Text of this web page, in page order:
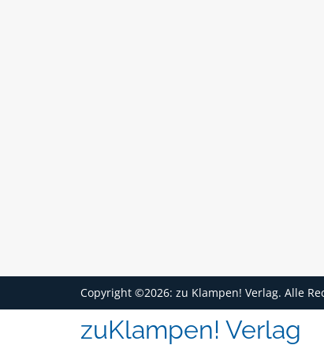
Copyright ©2026: zu Klampen! Verlag. Alle
zuKlampen! Verlag